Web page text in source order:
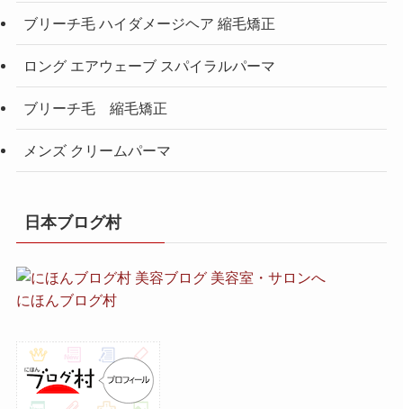
ブリーチ毛 ハイダメージヘア 縮毛矯正
ロング エアウェーブ スパイラルパーマ
ブリーチ毛 縮毛矯正
メンズ クリームパーマ
日本ブログ村
にほんブログ村